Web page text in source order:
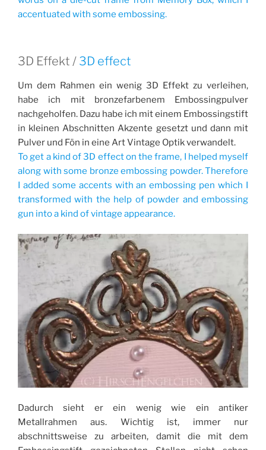
accentuated with some embossing.
3D Effekt / 3D effect
Um dem Rahmen ein wenig 3D Effekt zu verleihen,
habe ich mit bronzefarbenem Embossingpulver
nachgeholfen. Dazu habe ich mit einem Embossingstift
in kleinen Abschnitten Akzente gesetzt und dann mit
Pulver und Fön in eine Art Vintage Optik verwandelt.
To get a kind of 3D effect on the frame, I helped myself
along with some bronze embossing powder. Therefore
I added some accents with an embossing pen which I
transformed with the help of powder and embossing
gun into a kind of vintage appearance.
Dadurch sieht er ein wenig wie ein antiker
Metallrahmen aus. Wichtig ist, immer nur
abschnittsweise zu arbeiten, damit die mit dem